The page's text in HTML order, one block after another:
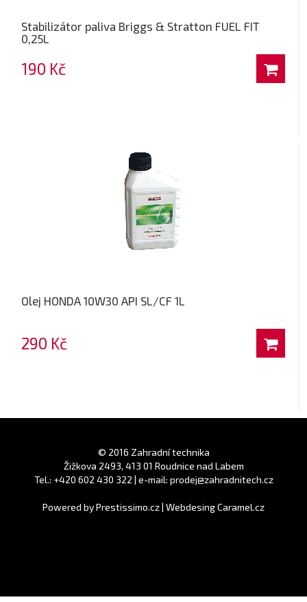
Stabilizátor paliva Briggs & Stratton FUEL FIT
0,25L
190 Kč
Olej HONDA 10W30 API SL/CF 1L
290 Kč
© 2016 Zahradní technika
Žižkova 2493, 413 01 Roudnice nad Labem
Tel.: +420 602 430 322 | e-mail: prodej@zahradnitech.cz
Powered byPrestissimo.cz| Webdesing Caramel.cz